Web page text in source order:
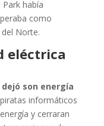
había
como
Norte.
eléctrica
dejó son energía
informáticos
y cerraran